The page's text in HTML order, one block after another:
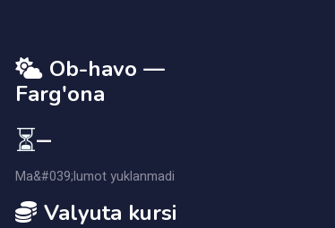
Ob-havo —
Farg'ona
⏳—
Ma&#039;lumot yuklanmadi
Valyuta kursi